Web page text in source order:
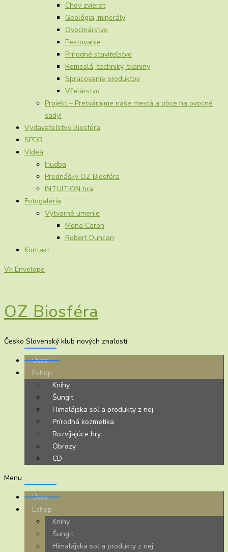
Chov zvierat
Geológia, minerály
Ovocinárstvo
Pestovanie
Prírodné staviteľstvo
Remeslá, techniky, tkaniny
Spracovanie produktov
Včelárstvo
Projekt – Pretvárajme naše mestá a obce na ovocné
sady!
Vydavateľstvo Biosféra
SPDR
Videá
Hudba
Prednášky OZ Biosféra
INTUITION hra
Fotogaléria
Výtvarné umenie
Mona Caron
Robert Duncan
Kontakt
Vk Envelope
OZ Biosféra
Česko Slovenský klub nových znalostí
Úvod
Eshop
Knihy
Šungit
Himalájska soľ a produkty z nej
Prírodná kozmetika
Rozvíjajúce hry
Obrazy
CD
Menu
Úvod
Eshop
Knihy
Šungit
Himalájska soľ a produkty z nej